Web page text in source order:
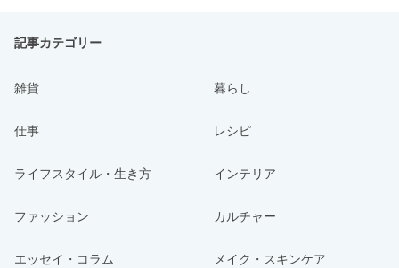
記事カテゴリー
雑貨 暮らし
仕事 レシピ
ライフスタイル・生き方 インテリア
ファッション カルチャー
エッセイ・コラム メイク・スキンケア